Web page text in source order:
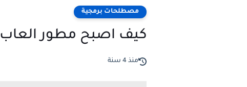
مصطلحات برمجية
كيف اصبح مطور العاب
منذ 4 سنة